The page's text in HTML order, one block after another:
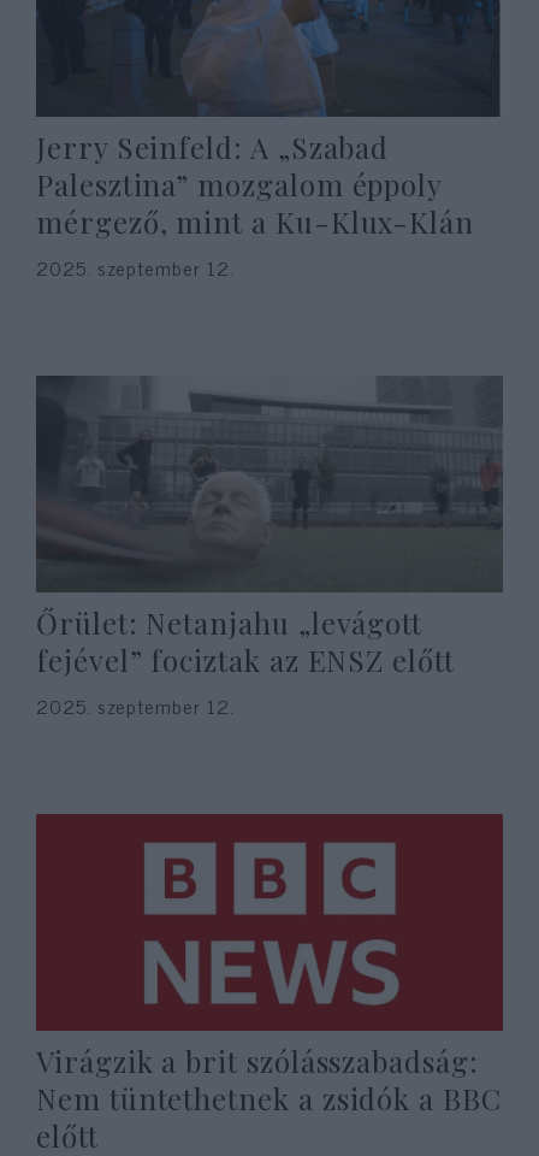
Jerry Seinfeld: A „Szabad
Palesztina” mozgalom éppoly
mérgező, mint a Ku-Klux-Klán
2025. szeptember 12.
Őrület: Netanjahu „levágott
fejével” fociztak az ENSZ előtt
2025. szeptember 12.
Virágzik a brit szólásszabadság:
Nem tüntethetnek a zsidók a BBC
előtt